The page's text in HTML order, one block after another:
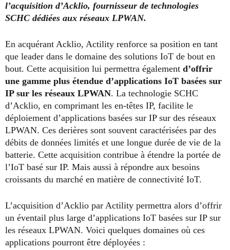
l’acquisition d’Acklio, fournisseur de technologies
SCHC dédiées aux réseaux LPWAN.
En acquérant Acklio, Actility renforce sa position en tant
que leader dans le domaine des solutions IoT de bout en
bout. Cette acquisition lui permettra également d’offrir
une gamme plus étendue d’applications IoT basées sur
IP sur les réseaux LPWAN. La technologie SCHC
d’Acklio, en comprimant les en-têtes IP, facilite le
déploiement d’applications basées sur IP sur des réseaux
LPWAN. Ces derières sont souvent caractérisées par des
débits de données limités et une longue durée de vie de la
batterie. Cette acquisition contribue à étendre la portée de
l’IoT basé sur IP. Mais aussi à répondre aux besoins
croissants du marché en matière de connectivité IoT.
L’acquisition d’Acklio par Actility permettra alors d’offrir
un éventail plus large d’applications IoT basées sur IP sur
les réseaux LPWAN. Voici quelques domaines où ces
applications pourront être déployées :